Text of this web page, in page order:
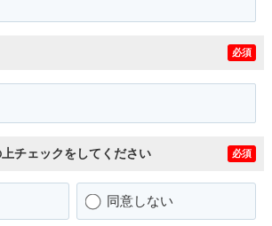
必須
チェックをしてください 必須
同意しない